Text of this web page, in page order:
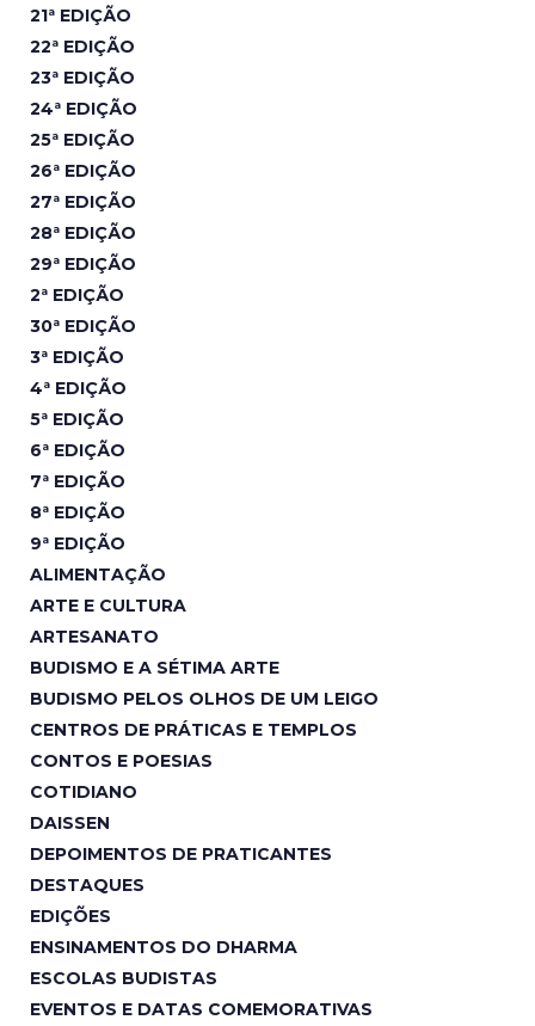
21ª EDIÇÃO
22ª EDIÇÃO
23ª EDIÇÃO
24ª EDIÇÃO
25ª EDIÇÃO
26ª EDIÇÃO
27ª EDIÇÃO
28ª EDIÇÃO
29ª EDIÇÃO
2ª EDIÇÃO
30ª EDIÇÃO
3ª EDIÇÃO
4ª EDIÇÃO
5ª EDIÇÃO
6ª EDIÇÃO
7ª EDIÇÃO
8ª EDIÇÃO
9ª EDIÇÃO
ALIMENTAÇÃO
ARTE E CULTURA
ARTESANATO
BUDISMO E A SÉTIMA ARTE
BUDISMO PELOS OLHOS DE UM LEIGO
CENTROS DE PRÁTICAS E TEMPLOS
CONTOS E POESIAS
COTIDIANO
DAISSEN
DEPOIMENTOS DE PRATICANTES
DESTAQUES
EDIÇÕES
ENSINAMENTOS DO DHARMA
ESCOLAS BUDISTAS
EVENTOS E DATAS COMEMORATIVAS